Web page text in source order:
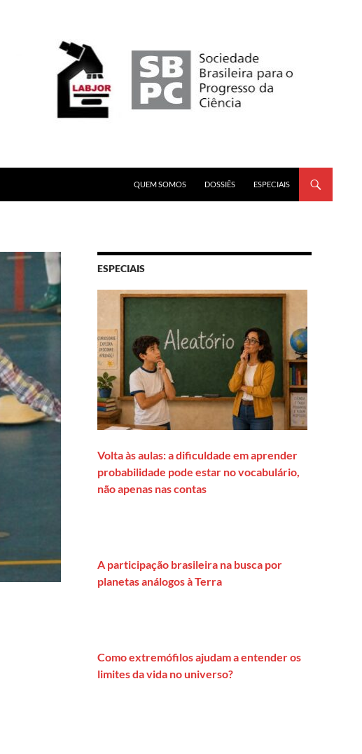
QUEM SOMOS
DOSSIÊS ESPECIAIS
ESPECIAIS
Volta às aulas: a dificuldade em aprender
probabilidade pode estar no vocabulário,
não apenas nas contas
A participação brasileira na busca por
planetas análogos à Terra
Como extremófilos ajudam a entender os
limites da vida no universo?